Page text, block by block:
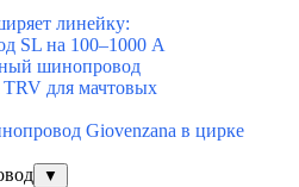
линейку:
SL на 100–1000 А
шинопровод
для мачтовых
Giovenzana в цирке
▼